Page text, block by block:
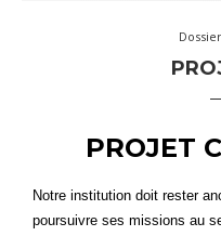
PROJET
Notre institution doit rester
poursuivre ses missions au